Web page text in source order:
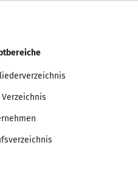
Verzeichnis